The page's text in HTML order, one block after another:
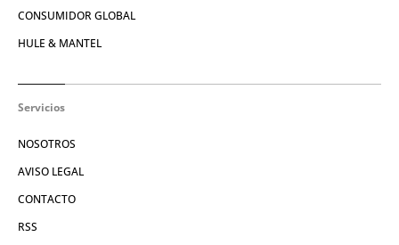
CONSUMIDOR GLOBAL
HULE & MANTEL
Servicios
NOSOTROS
AVISO LEGAL
CONTACTO
RSS